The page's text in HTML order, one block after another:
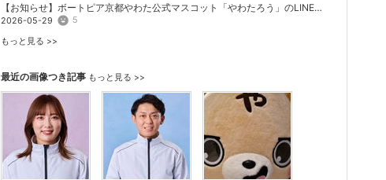
【お知らせ】ボートピア京都やわた公式マスコット「やわたろう」のLINEスタンプが遂に発売開始！
2026-05-29 5
もっと見る >>
最近の画像つき記事 もっと見る >>